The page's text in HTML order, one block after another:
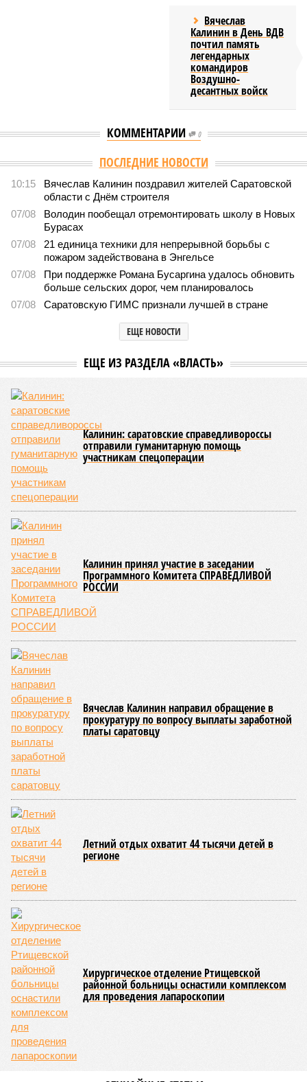
Вячеслав
Калинин в День ВДВ
почтил память
легендарных
командиров
Воздушно-
десантных войск
КОММЕНТАРИИ 0
ПОСЛЕДНИЕ НОВОСТИ
10:15
Вячеслав Калинин поздравил жителей Саратовской
области с Днём строителя
07/08
Володин пообещал отремонтировать школу в Новых
Бурасах
07/08
21 единица техники для непрерывной борьбы с
пожаром задействована в Энгельсе
07/08
При поддержке Романа Бусаргина удалось обновить
больше сельских дорог, чем планировалось
07/08
Саратовскую ГИМС признали лучшей в стране
ЕЩЕ НОВОСТИ
ЕЩЕ ИЗ РАЗДЕЛА «ВЛАСТЬ»
Калинин: саратовские справедливороссы
отправили гуманитарную помощь
участникам спецоперации
Калинин принял участие в заседании
Программного Комитета СПРАВЕДЛИВОЙ
РОССИИ
Вячеслав Калинин направил обращение в
прокуратуру по вопросу выплаты заработной
платы саратовцу
Летний отдых охватит 44 тысячи детей в
регионе
Хирургическое отделение Ртищевской
районной больницы оснастили комплексом
для проведения лапароскопии